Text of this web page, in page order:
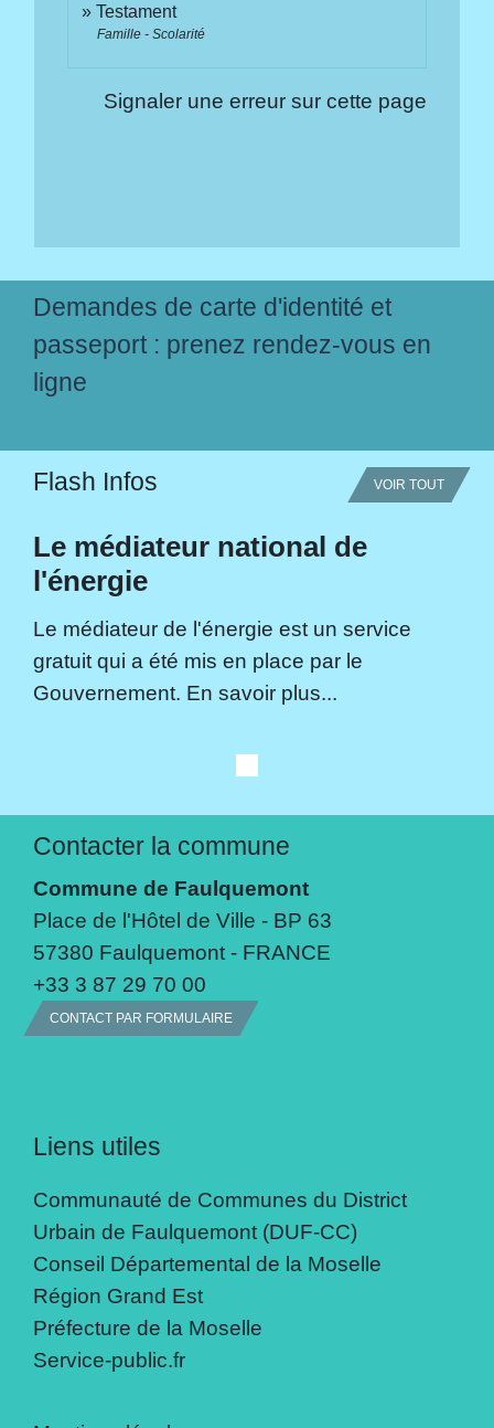
Testament
Famille - Scolarité
Signaler une erreur sur cette page
Demandes de carte d'identité et
passeport : prenez rendez-vous en
ligne
Flash Infos VOIR TOUT
Le médiateur national de
l'énergie
Le médiateur de l'énergie est un service
gratuit qui a été mis en place par le
Gouvernement. En savoir plus...
Contacter la commune
Commune de Faulquemont
Place de l'Hôtel de Ville - BP 63
57380 Faulquemont - FRANCE
+33 3 87 29 70 00
CONTACT PAR FORMULAIRE
Liens utiles
Communauté de Communes du District
Urbain de Faulquemont (DUF-CC)
Conseil Départemental de la Moselle
Région Grand Est
Préfecture de la Moselle
Service-public.fr